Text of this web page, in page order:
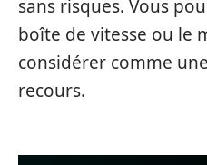
sans risques. Vous
boîte de vitesse ou le
considérer comme
recours.